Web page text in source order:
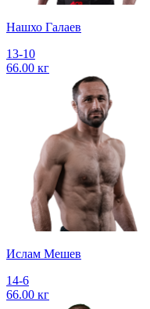
Нашхо Галаев
13-10
66.00 кг
Ислам Мешев
14-6
66.00 кг